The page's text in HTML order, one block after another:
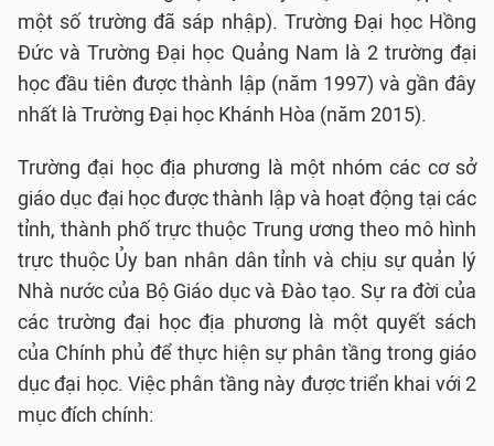
một số trường đã sáp nhập). Trường Đại học Hồng
Đức và Trường Đại học Quảng Nam là 2 trường đại
học đầu tiên được thành lập (năm 1997) và gần đây
nhất là Trường Đại học Khánh Hòa (năm 2015).
Trường đại học địa phương là một nhóm các cơ sở
giáo dục đại học được thành lập và hoạt động tại các
tỉnh, thành phố trực thuộc Trung ương theo mô hình
trực thuộc Ủy ban nhân dân tỉnh và chịu sự quản lý
Nhà nước của Bộ Giáo dục và Đào tạo. Sự ra đời của
các trường đại học địa phương là một quyết sách
của Chính phủ để thực hiện sự phân tầng trong giáo
dục đại học. Việc phân tầng này được triển khai với 2
mục đích chính: